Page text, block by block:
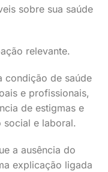
sobre sua saúde
relevante.
condição de saúde
e profissionais,
de estigmas e
social e laboral.
a ausência do
explicação ligada